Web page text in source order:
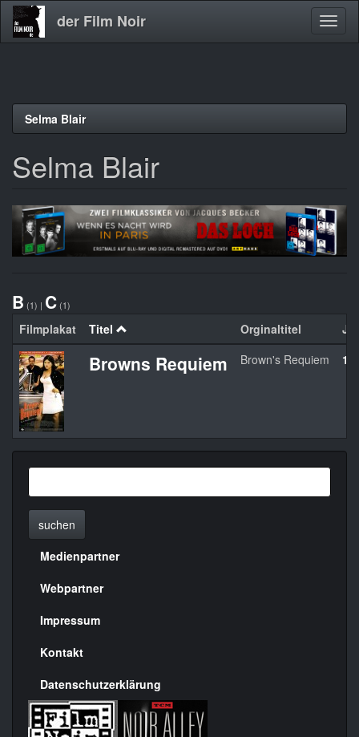
Direkt
der Film Noir
Selma Blair
Selma Blair
B (1) | C (1)
Filmplakat Titel Orginaltitel
Browns Requiem Brown's Requiem
suchen
Menülinks
rechte
Seite
Medienpartner
Webpartner
Impressum
Kontakt
Datenschutzerklärung